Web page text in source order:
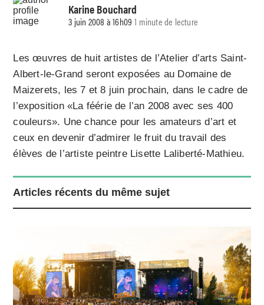
Karine Bouchard
3 juin 2008 à 16h09 1 minute de lecture
Les œuvres de huit artistes de l’Atelier d’arts Saint-
Albert-le-Grand seront exposées au Domaine de
Maizerets, les 7 et 8 juin prochain, dans le cadre de
l’exposition «La féérie de l’an 2008 avec ses 400
couleurs». Une chance pour les amateurs d’art et
ceux en devenir d’admirer le fruit du travail des
élèves de l’artiste peintre Lisette Laliberté-Mathieu.
Articles récents du même sujet